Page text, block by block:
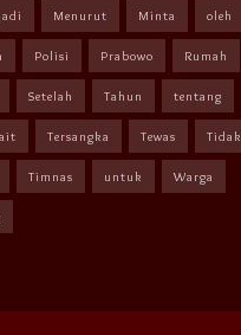
Menurut Minta oleh
Polisi Prabowo Rumah
Setelah Tahun tentang
Tersangka Tewas Tidak
Timnas untuk Warga